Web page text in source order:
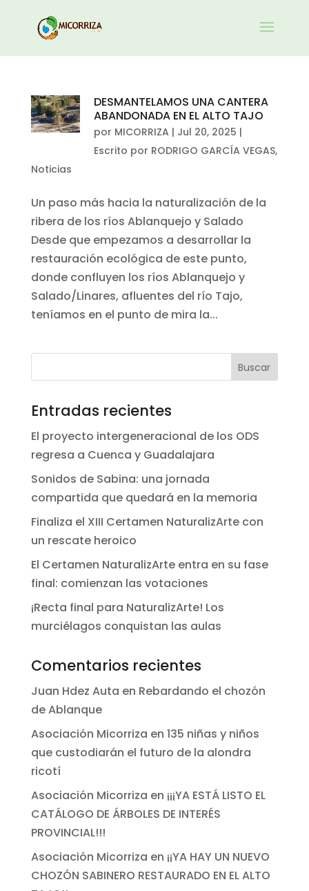
DESMANTELAMOS UNA CANTERA
ABANDONADA EN EL ALTO TAJO
por MICORRIZA | Jul 20, 2025 |
Escrito por RODRIGO GARCÍA VEGAS,
Noticias
Un paso más hacia la naturalización de la
ribera de los ríos Ablanquejo y Salado
Desde que empezamos a desarrollar la
restauración ecológica de este punto,
donde confluyen los ríos Ablanquejo y
Salado/Linares, afluentes del río Tajo,
teníamos en el punto de mira la...
Entradas recientes
El proyecto intergeneracional de los ODS
regresa a Cuenca y Guadalajara
Sonidos de Sabina: una jornada
compartida que quedará en la memoria
Finaliza el XIII Certamen NaturalizArte con
un rescate heroico
El Certamen NaturalizArte entra en su fase
final: comienzan las votaciones
¡Recta final para NaturalizArte! Los
murciélagos conquistan las aulas
Comentarios recientes
Juan Hdez Auta en Rebardando el chozón
de Ablanque
Asociación Micorriza en 135 niñas y niños
que custodiarán el futuro de la alondra
ricotí
Asociación Micorriza en ¡¡¡YA ESTÁ LISTO EL
CATÁLOGO DE ÁRBOLES DE INTERÉS
PROVINCIAL!!!
Asociación Micorriza en ¡¡YA HAY UN NUEVO
CHOZÓN SABINERO RESTAURADO EN EL ALTO